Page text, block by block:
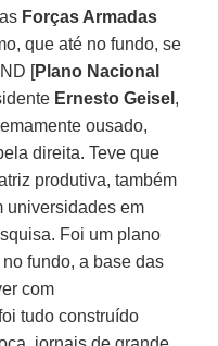
Forças Armadas
que até no fundo, se
[Plano Nacional
Ernesto Geisel ,
ousado,
direita. Teve que
produtiva, também
universidades em
Foi um plano
fundo, a base das
com
tudo construído